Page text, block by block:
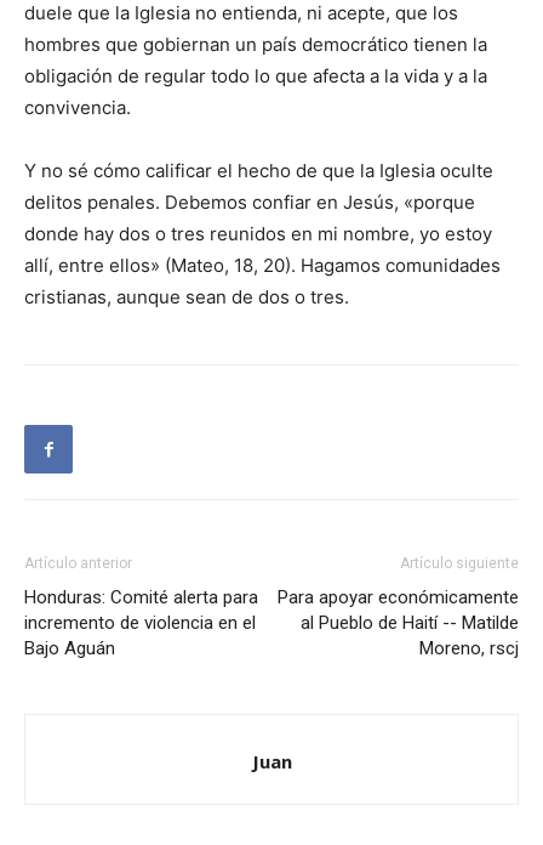
duele que la Iglesia no entienda, ni acepte, que los
hombres que gobiernan un país democrático tienen la
obligación de regular todo lo que afecta a la vida y a la
convivencia.
Y no sé cómo calificar el hecho de que la Iglesia oculte
delitos penales. Debemos confiar en Jesús, «porque
donde hay dos o tres reunidos en mi nombre, yo estoy
allí, entre ellos» (Mateo, 18, 20). Hagamos comunidades
cristianas, aunque sean de dos o tres.
Artículo anterior
Honduras: Comité alerta para
incremento de violencia en el
Bajo Aguán
Artículo siguiente
Para apoyar económicamente
al Pueblo de Haití -- Matilde
Moreno, rscj
Juan